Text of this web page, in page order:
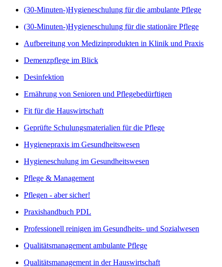
(30-Minuten-)Hygieneschulung für die ambulante Pflege
(30-Minuten-)Hygieneschulung für die stationäre Pflege
Aufbereitung von Medizinprodukten in Klinik und Praxis
Demenzpflege im Blick
Desinfektion
Ernährung von Senioren und Pflegebedürftigen
Fit für die Hauswirtschaft
Geprüfte Schulungsmaterialien für die Pflege
Hygienepraxis im Gesundheitswesen
Hygieneschulung im Gesundheitswesen
Pflege & Management
Pflegen - aber sicher!
Praxishandbuch PDL
Professionell reinigen im Gesundheits- und Sozialwesen
Qualitätsmanagement ambulante Pflege
Qualitätsmanagement in der Hauswirtschaft